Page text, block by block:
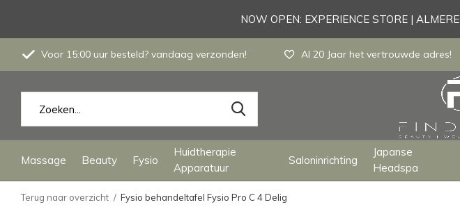
Massage Beauty Fysio
Huidtherapie
Apparatuur
Saloninrichting
Japanse
Headspa
Voor 15:00 uur besteld? vandaag verzonden! Al 20 Jaar het vertrouwde adres!
NOW OPEN: EXPERIENCE STORE |
Terug naar overzicht Fysio behandeltafel Fysio Pro C 4 Delig